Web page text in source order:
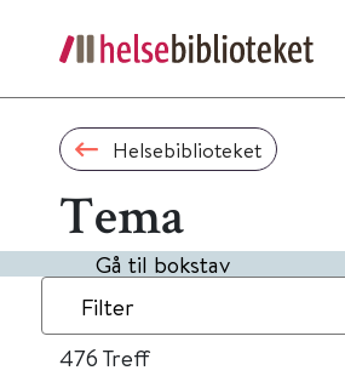
Helsebiblioteket
Tema
Gå til bokstav
Filter
476 Treff